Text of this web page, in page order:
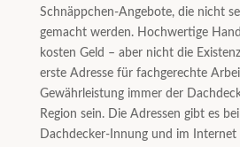
Schnäppchen-Angebote, die nicht
gemacht werden. Hochwertige
kosten Geld – aber nicht die
erste Adresse für fachgerechte
Gewährleistung immer der
Region sein. Die Adressen gibt es
Dachdecker-Innung und im Internet